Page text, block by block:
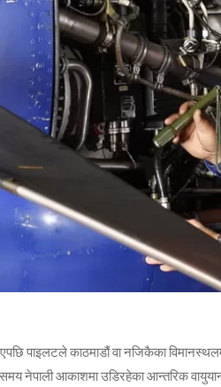
पाइलटले काठमाडौं वा नजिकैका
समय नेपाली आकाशमा उडिरहेका आन्तरिक